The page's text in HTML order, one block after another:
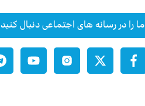
ما را در رسانه های اجتماعی دنبال کنید